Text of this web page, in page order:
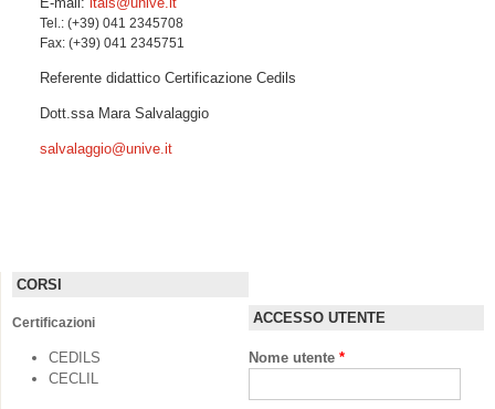
Tel.: (+39) 041 2345708
Fax: (+39) 041 2345751
Referente didattico Certificazione Cedils
Dott.ssa Mara Salvalaggio
salvalaggio@unive.it
CORSI
Certificazioni
CEDILS
CECLIL
ACCESSO UTENTE
Nome utente *